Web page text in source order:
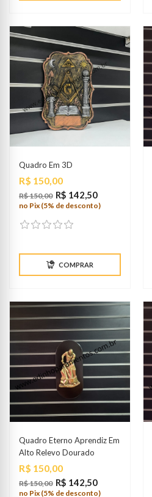
Quadro Em 3D
Preço
R$ 150,00
R$ 150,00 R$ 142,50
no Pix (5% de desconto)
COMPRAR
Quadro Eterno Aprendiz Em
Alto Relevo Dourado
Preço
R$ 150,00
R$ 150,00 R$ 142,50
no Pix (5% de desconto)